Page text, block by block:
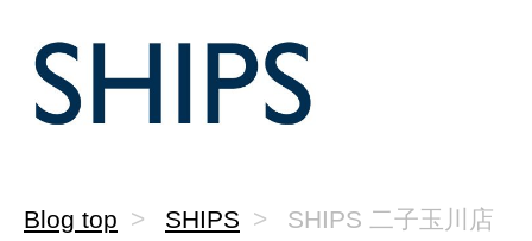
Blog top SHIPS SHIPS 二子玉川店